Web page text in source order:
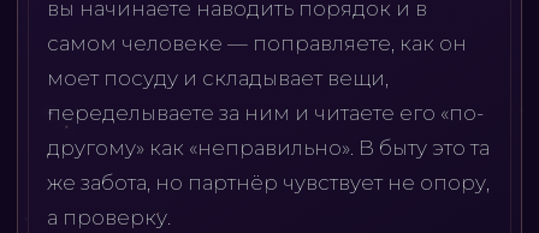
вы начинаете наводить порядок и в
самом человеке — поправляете, как он
моет посуду и складывает вещи,
переделываете за ним и читаете его «по-
другому» как «неправильно». В быту это та
же забота, но партнёр чувствует не опору,
а проверку.